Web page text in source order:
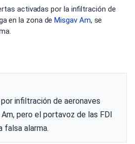
activadas por la infiltración de
en la zona deMisgav Am, se
infiltración de aeronaves
pero el portavoz de las FDI
falsa alarma.